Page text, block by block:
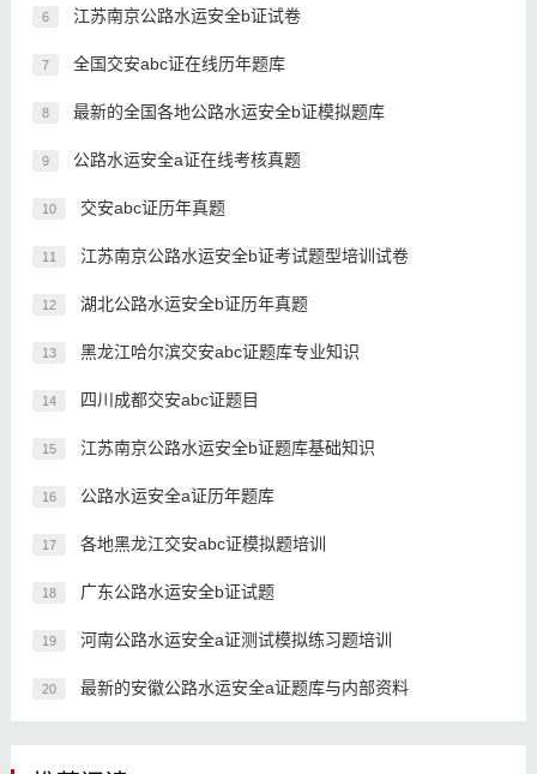
6 江苏南京公路水运安全b证试卷
7 全国交安abc证在线历年题库
8 最新的全国各地公路水运安全b证模拟题库
9 公路水运安全a证在线考核真题
10 交安abc证历年真题
11 江苏南京公路水运安全b证考试题型培训试卷
12 湖北公路水运安全b证历年真题
13 黑龙江哈尔滨交安abc证题库专业知识
14 四川成都交安abc证题目
15 江苏南京公路水运安全b证题库基础知识
16 公路水运安全a证历年题库
17 各地黑龙江交安abc证模拟题培训
18 广东公路水运安全b证试题
19 河南公路水运安全a证测试模拟练习题培训
20 最新的安徽公路水运安全a证题库与内部资料